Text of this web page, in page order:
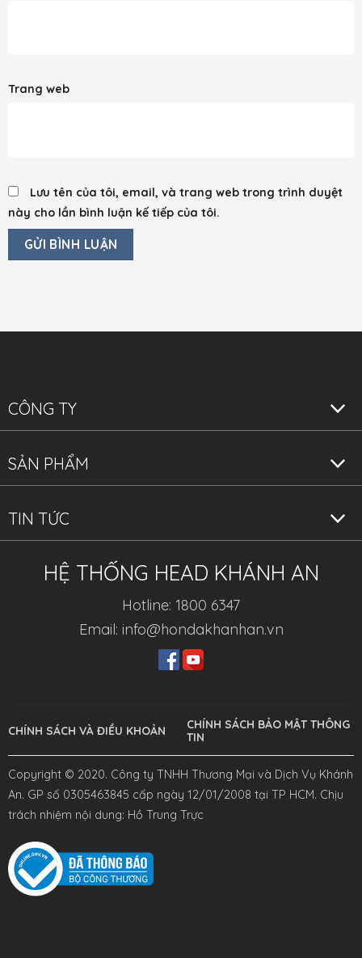
Trang web
Lưu tên của tôi, email, và trang web trong trình duyệt
này cho lần bình luận kế tiếp của tôi.
CÔNG TY
SẢN PHẨM
TIN TỨC
HỆ THỐNG HEAD KHÁNH AN
Hotline: 1800 6347
Email: info@hondakhanhan.vn
CHÍNH SÁCH VÀ ĐIỀU KHOẢN
CHÍNH SÁCH BẢO MẬT THÔNG
TIN
Copyright © 2020. Công ty TNHH Thương Mại và Dịch Vụ Khánh
An. GP số 0305463845 cấp ngày 12/01/2008 tại TP HCM. Chịu
trách nhiệm nội dung: Hồ Trung Trực